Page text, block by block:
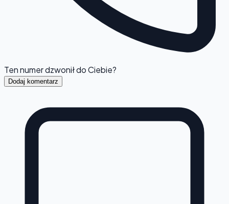
Ten numer dzwonił do Ciebie?
Dodaj komentarz